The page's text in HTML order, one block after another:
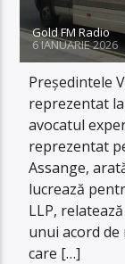
Gold FM Radio
6 IANUARIE 2026
Președintele
reprezentat
avocatul
reprezentat
Assange,
lucrează
LLP,
unui acord
care […]